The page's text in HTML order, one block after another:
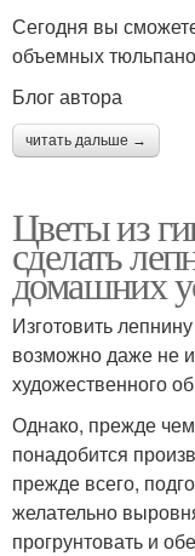
Сегодня вы
объемных
Блог автора
читать дальше →
Цветы из
сделать
домашних
Изготовить
возможно даже не
художественного
Однако, прежде
понадобится
прежде всего,
желательно
прогрунтовать и